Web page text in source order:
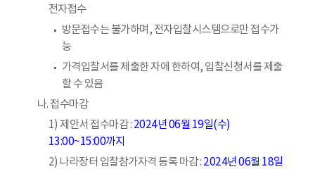
전자접수
방문접수는 불가하며, 전자입찰시스템으로만 접수가
능
가격입찰서를 제출한 자에 한하여, 입찰신청서를 제출
할 수 있음
나. 접수마감
1) 제안서 접수마감 : 2024년 06월 19일(수)
13:00~15:00까지
2) 나라장터 입찰참가자격 등록 마감 : 2024년 06월 18일